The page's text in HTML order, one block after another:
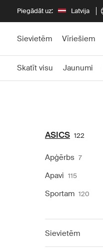
Piegādāt uz: Latvija
Sievietēm Vīriešiem
Skatīt visu Jaunumi
ASICS 122
Apģērbs 7
Apavi 115
Sportam 120
Sievietēm